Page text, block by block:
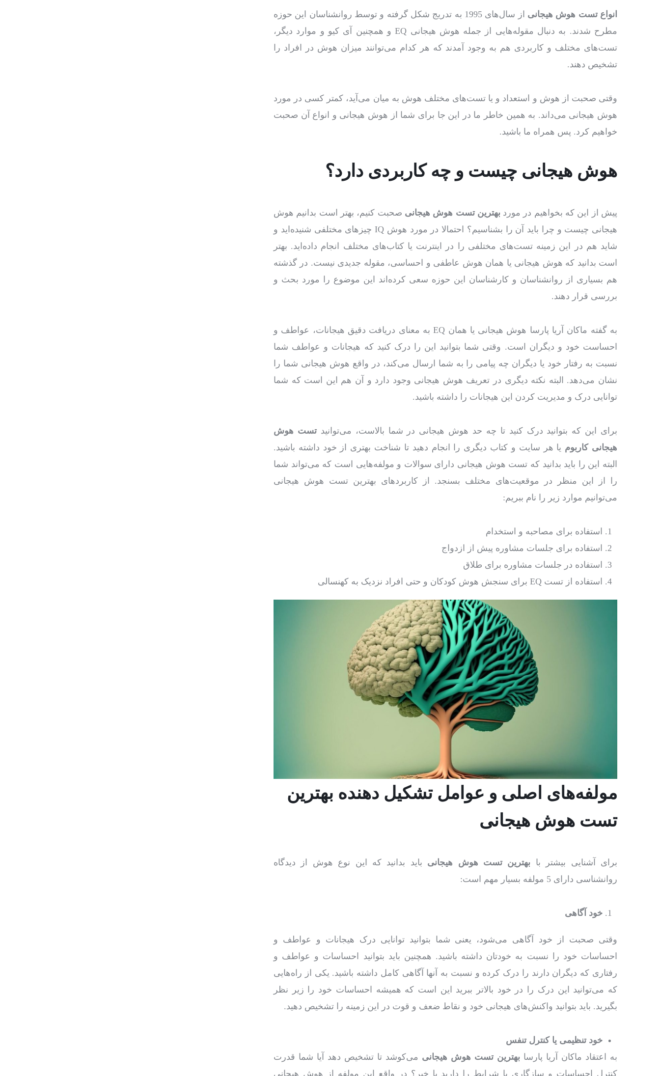
انواع تست هوش هیجانی
از سال‌های 1995 به تدریج شکل گرفته و توسط روانشناسان این حوزه
مطرح شدند. به دنبال مقوله‌هایی از جمله هوش هیجانی EQ و همچنین آی کیو و موارد دیگر،
تست‌های مختلف و کاربردی هم به وجود آمدند که هر کدام می‌توانند میزان هوش در افراد را
تشخیص دهند.
وقتی صحبت از هوش و استعداد و یا تست‌های مختلف هوش به میان می‌آید، کمتر کسی در مورد
هوش هیجانی می‌داند. به همین خاطر ما در این جا برای شما از هوش هیجانی و انواع آن صحبت
خواهیم کرد. پس همراه ما باشید.
هوش هیجانی چیست و چه کاربردی دارد؟
پیش از این که بخواهیم در موردبهترین تست هوش هیجانی صحبت کنیم، بهتر است بدانیم هوش
هیجانی چیست و چرا باید آن را بشناسیم؟ احتمالا در مورد هوش IQ چیزهای مختلفی شنیده‌اید و
شاید هم در این زمینه تست‌های مختلفی را در اینترنت یا کتاب‌های مختلف انجام داده‌اید. بهتر
است بدانید که هوش هیجانی یا همان هوش عاطفی و احساسی، مقوله جدیدی نیست. در گذشته
هم بسیاری از روانشناسان و کارشناسان این حوزه سعی کرده‌اند این موضوع را مورد بحث و
بررسی قرار دهند.
به گفته ماکان آریا پارسا هوش هیجانی یا همان EQ به معنای دریافت دقیق هیجانات، عواطف و
احساست خود و دیگران است. وقتی شما بتوانید این را درک کنید که هیجانات و عواطف شما
نسبت به رفتار خود یا دیگران چه پیامی را به شما ارسال می‌کند، در واقع هوش هیجانی شما را
نشان می‌دهد. البته نکته دیگری در تعریف هوش هیجانی وجود دارد و آن هم این است که شما
توانایی درک و مدیریت کردن این هیجانات را داشته باشید.
برای این که بتوانید درک کنید تا چه حد هوش هیجانی در شما بالاست، می‌توانیدتست هوش
هیجانی کاربوم یا هر سایت و کتاب دیگری را انجام دهید تا شناخت بهتری از خود داشته باشید.
البته این را باید بدانید که تست هوش هیجانی دارای سوالات و مولفه‌هایی است که می‌تواند شما
را از این منظر در موقعیت‌های مختلف بسنجد. از کاربردهای بهترین تست هوش هیجانی
می‌توانیم موارد زیر را نام ببریم:
استفاده برای مصاحبه و استخدام
استفاده برای جلسات مشاوره پیش از ازدواج
استفاده در جلسات مشاوره برای طلاق
استفاده از تست EQ برای سنجش هوش کودکان و حتی افراد نزدیک به کهنسالی
مولفه‌های اصلی و عوامل تشکیل دهنده بهترین
تست هوش هیجانی
برای آشنایی بیشتر با بهترین تست هوش هیجانی باید بدانید که این نوع هوش از دیدگاه
روانشناسی دارای 5 مولفه بسیار مهم است:
خود آگاهی
وقتی صحبت از خود آگاهی می‌شود، یعنی شما بتوانید توانایی درک هیجانات و عواطف و
احساسات خود را نسبت به خودتان داشته باشید. همچنین باید بتوانید احساسات و عواطف و
رفتاری که دیگران دارند را درک کرده و نسبت به آنها آگاهی کامل داشته باشید. یکی از راه‌هایی
که می‌توانید این درک را در خود بالاتر ببرید این است که همیشه احساسات خود را زیر نظر
بگیرید. باید بتوانید واکنش‌های هیجانی خود و نقاط ضعف و قوت در این زمینه را تشخیص دهید.
خود تنظیمی یا کنترل تنفس
به اعتقاد ماکان آریا پارسا بهترین تست هوش هیجانی می‌کوشد تا تشخیص دهد آیا شما قدرت
کنترل احساسات و سازگاری با شرایط را دارید یا خیر؟ در واقع این مولفه از هوش هیجانی